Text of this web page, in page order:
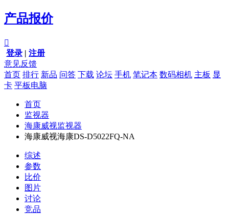
产品报价

登录 | 注册
意见反馈
首页 排行 新品 问答 下载 论坛 手机 笔记本 数码相机 主板 显
卡 平板电脑
首页
监视器
海康威视监视器
海康威视海康DS-D5022FQ-NA
综述
参数
比价
图片
讨论
竞品